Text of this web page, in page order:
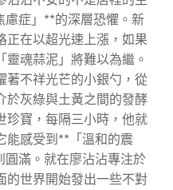
慮症」**的深層恐懼。新
正在以超光速上漲，如果
魂蒜泥」將難以為繼。
著不祥光芒的小銀勺，從
於灰綠與土黃之間的發酵
珍寶，每隔三小時，他就
能感受到**「溫和的震
滿。就在廖沾沾專注於
的世界開始發出一些不對